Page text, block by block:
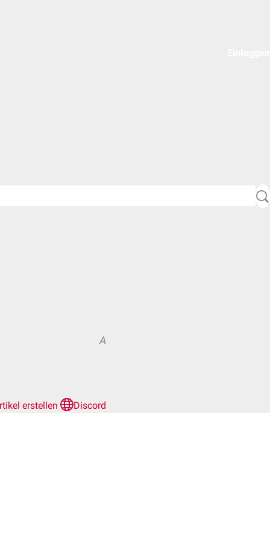
A
erstellen Discord